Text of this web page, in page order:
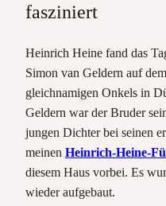
fasziniert
Heinrich Heine fand das
Simon van Geldern auf
gleichnamigen Onkels in
Geldern war der Bruder
jungen Dichter bei seinen
meinen Heinrich-Heine-
diesem Haus vorbei. Es
wieder aufgebaut.